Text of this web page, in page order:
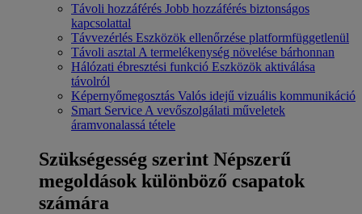
Távoli hozzáférés Jobb hozzáférés biztonságos
kapcsolattal
Távvezérlés Eszközök ellenőrzése platformfüggetlenül
Távoli asztal A termelékenység növelése bárhonnan
Hálózati ébresztési funkció Eszközök aktiválása
távolról
Képernyőmegosztás Valós idejű vizuális kommunikáció
Smart Service A vevőszolgálati műveletek
áramvonalassá tétele
Szükségesség szerint Népszerű
megoldások különböző csapatok
számára